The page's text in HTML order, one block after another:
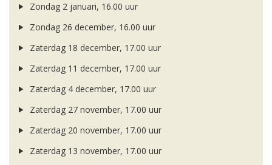
Zondag 2 januari, 16.00 uur
Zondag 26 december, 16.00 uur
Zaterdag 18 december, 17.00 uur
Zaterdag 11 december, 17.00 uur
Zaterdag 4 december, 17.00 uur
Zaterdag 27 november, 17.00 uur
Zaterdag 20 november, 17.00 uur
Zaterdag 13 november, 17.00 uur